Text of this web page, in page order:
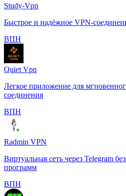
Study-Vpn
Быстрое и надёжное VPN-
️ВПН
Quiet Vpn
Легкое приложение для
соединения
️ВПН
Radmin VPN
Виртуальная сеть через Telegram
программ
️ВПН